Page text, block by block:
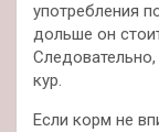
употребления
дольше он
кур.
Если корм не